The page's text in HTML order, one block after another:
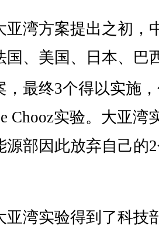
方案提出之初，
国、美国、日本、巴
，最终3个得以实施
Chooz实验。大亚
源部因此放弃自己的
实验得到了科技